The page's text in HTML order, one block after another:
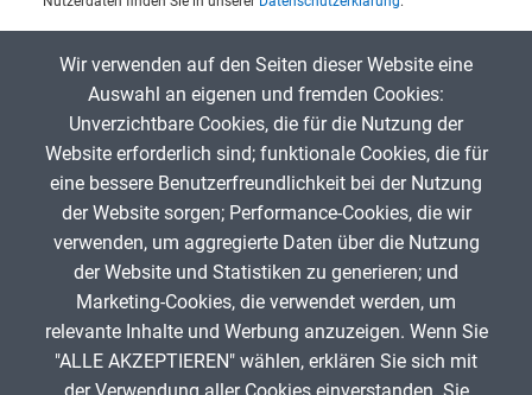
Captcha eingeben:
Gib die Zeichen aus dem Bild oben ein,
beachte Groß- und Kleinschreibung.
Um Spam zu verhindern, gib bitte die Zeichenfolge aus dem Bild
oben ein.
ANZEIGE
Wir verwenden auf den Seiten dieser Website eine
Auswahl an eigenen und fremden Cookies:
Unverzichtbare Cookies, die für die Nutzung der
Website erforderlich sind; funktionale Cookies, die für
eine bessere Benutzerfreundlichkeit bei der Nutzung
der Website sorgen; Performance-Cookies, die wir
verwenden, um aggregierte Daten über die Nutzung
der Website und Statistiken zu generieren; und
Marketing-Cookies, die verwendet werden, um
relevante Inhalte und Werbung anzuzeigen. Wenn Sie
"ALLE AKZEPTIEREN" wählen, erklären Sie sich mit